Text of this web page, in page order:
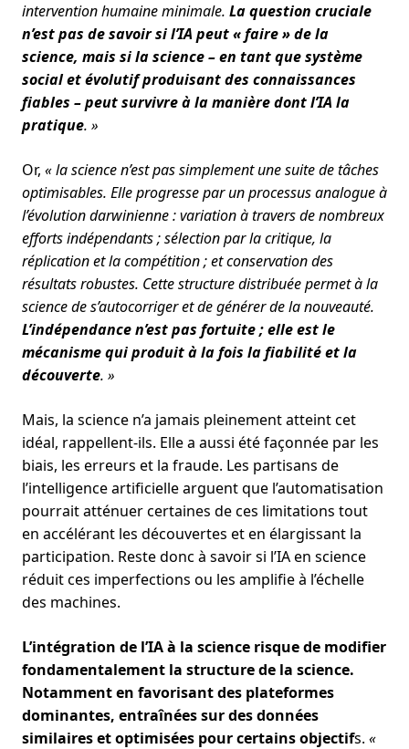
intervention humaine minimale. La question cruciale
n’est pas de savoir si l’IA peut « faire » de la
science, mais si la science – en tant que système
social et évolutif produisant des connaissances
fiables – peut survivre à la manière dont l’IA la
pratique. »
Or, « la science n’est pas simplement une suite de tâches
optimisables. Elle progresse par un processus analogue à
l’évolution darwinienne : variation à travers de nombreux
efforts indépendants ; sélection par la critique, la
réplication et la compétition ; et conservation des
résultats robustes. Cette structure distribuée permet à la
science de s’autocorriger et de générer de la nouveauté.
L’indépendance n’est pas fortuite ; elle est le
mécanisme qui produit à la fois la fiabilité et la
découverte. »
Mais, la science n’a jamais pleinement atteint cet
idéal, rappellent-ils. Elle a aussi été façonnée par les
biais, les erreurs et la fraude. Les partisans de
l’intelligence artificielle arguent que l’automatisation
pourrait atténuer certaines de ces limitations tout
en accélérant les découvertes et en élargissant la
participation. Reste donc à savoir si l’IA en science
réduit ces imperfections ou les amplifie à l’échelle
des machines.
L’intégration de l’IA à la science risque de modifier
fondamentalement la structure de la science.
Notamment en favorisant des plateformes
dominantes, entraînées sur des données
similaires et optimisées pour certains objectifs. «